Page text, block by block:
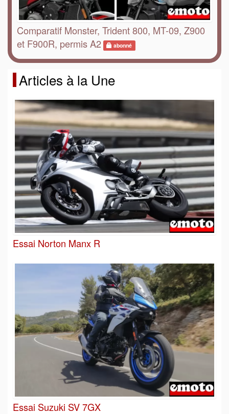
Comparatif Monster, Trident 800, MT-09, Z900
et F900R, permis A2
abonné
Articles à la Une
Essai Norton Manx R
Essai Suzuki SV 7GX